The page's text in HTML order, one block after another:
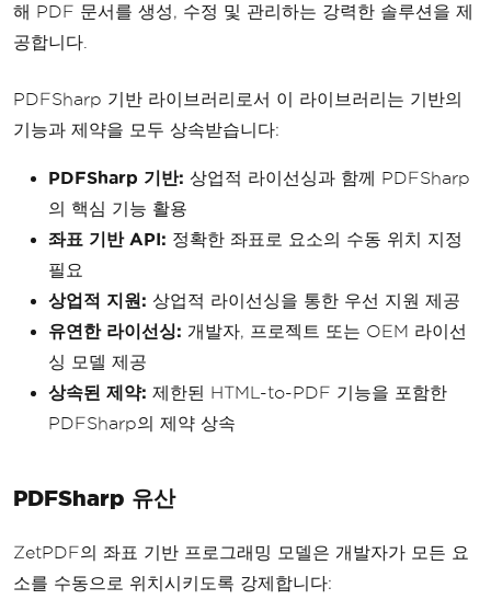
해 PDF 문서를 생성, 수정 및 관리하는 강력한 솔루션을 제
공합니다.
PDFSharp 기반 라이브러리로서 이 라이브러리는 기반의
기능과 제약을 모두 상속받습니다:
PDFSharp 기반: 상업적 라이선싱과 함께 PDFSharp
의 핵심 기능 활용
좌표 기반 API: 정확한 좌표로 요소의 수동 위치 지정
필요
상업적 지원: 상업적 라이선싱을 통한 우선 지원 제공
유연한 라이선싱: 개발자, 프로젝트 또는 OEM 라이선
싱 모델 제공
상속된 제약: 제한된 HTML-to-PDF 기능을 포함한
PDFSharp의 제약 상속
PDFSharp 유산
ZetPDF의 좌표 기반 프로그래밍 모델은 개발자가 모든 요
소를 수동으로 위치시키도록 강제합니다: